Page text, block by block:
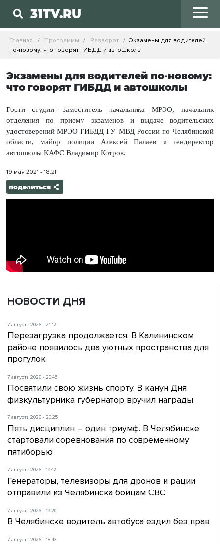
31TV.RU
Главная Программы Разворот
Экзамены для водителей
по-новому: что говорят ГИБДД и автошколы
Экзамены для водителей по-новому:
что говорят ГИБДД и автошколы
Гости студии: заместитель начальника МРЭО, начальник
отделения по приему экзаменов и выдаче водительских
удостоверений МРЭО ГИБДД ГУ МВД России по Челябинской
области, майор полиции Алексей Палаев и гендиректор
автошколы КАФС Владимир Котров.
19 мая 2021 - 18:21
поделиться
НОВОСТИ ДНЯ
7 августа 2026 - 21:12
Перезагрузка продолжается. В Калининском
районе появилось два уютных пространства для
прогулок
7 августа 2026 - 20:45
Посвятили свою жизнь спорту. В канун Дня
физкультурника губернатор вручил награды
7 августа 2026 - 20:25
Пять дисциплин – один триумф. В Челябинске
стартовали соревнования по современному
пятиборью
7 августа 2026 - 19:42
Генераторы, телевизоры для дронов и рации
отправили из Челябинска бойцам СВО
7 августа 2026 - 19:20
В Челябинске водитель автобуса ездил без прав
7 августа 2026 - 18:43